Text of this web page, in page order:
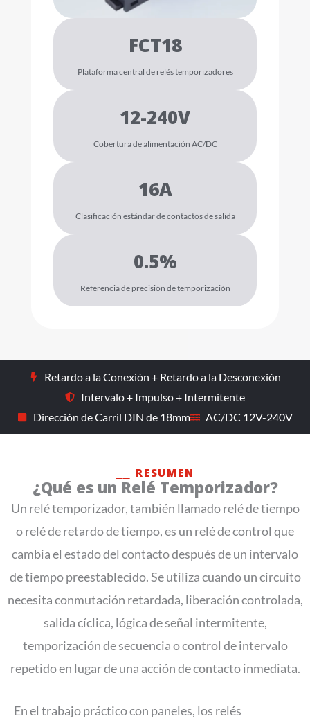
FCT18
Plataforma central de relés temporizadores
12-240V
Cobertura de alimentación AC/DC
16A
Clasificación estándar de contactos de salida
0.5%
Referencia de precisión de temporización
Retardo a la Conexión + Retardo a la Desconexión
Intervalo + Impulso + Intermitente
Dirección de Carril DIN de 18mm
AC/DC 12V-240V
⎯⎯ RESUMEN
¿Qué es un Relé Temporizador?
Un relé temporizador, también llamado relé de tiempo
o relé de retardo de tiempo, es un relé de control que
cambia el estado del contacto después de un intervalo
de tiempo preestablecido. Se utiliza cuando un circuito
necesita conmutación retardada, liberación controlada,
salida cíclica, lógica de señal intermitente,
temporización de secuencia o control de intervalo
repetido en lugar de una acción de contacto inmediata.
En el trabajo práctico con paneles, los relés